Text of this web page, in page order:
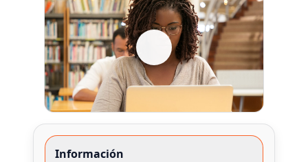
Información